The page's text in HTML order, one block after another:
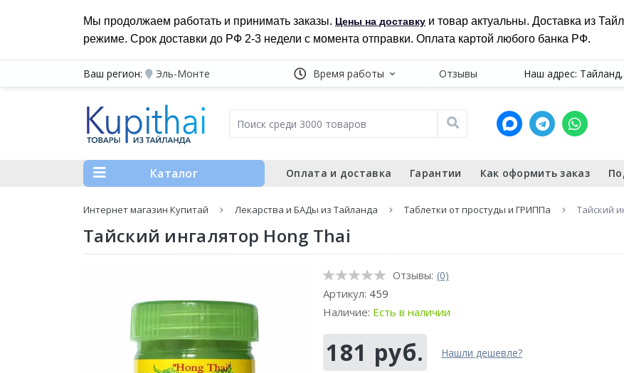
Мы продолжаем работать и принимать заказы. Цены на доставку и товар актуальны. Доставка из
режиме. Срок доставки до РФ 2-3 недели с момента отправки. Оплата картой любого банка РФ.
Ваш регион: Эль-Монте Время работы Отзывы Наш адрес:
Каталог Оплата и доставка Гарантии Как оформить заказ
Интернет магазин Купитай Лекарства и БАДы из Тайланда Таблетки от простуды и ГРИППа Тайский
Тайский ингалятор Hong Thai
Отзывы: (0)
Артикул: 459
Наличие: Есть в наличии
181 руб. Нашли дешевле?